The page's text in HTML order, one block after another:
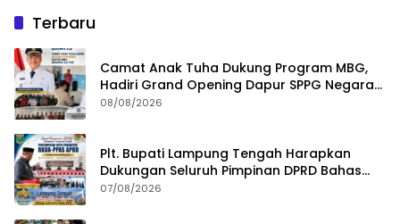
Terbaru
Camat Anak Tuha Dukung Program MBG,
Hadiri Grand Opening Dapur SPPG Negara
Aji Tua Lampung Tengah
08/08/2026
Plt. Bupati Lampung Tengah Harapkan
Dukungan Seluruh Pimpinan DPRD Bahas
RKUA-PPAS APBD Tahun 2027
07/08/2026